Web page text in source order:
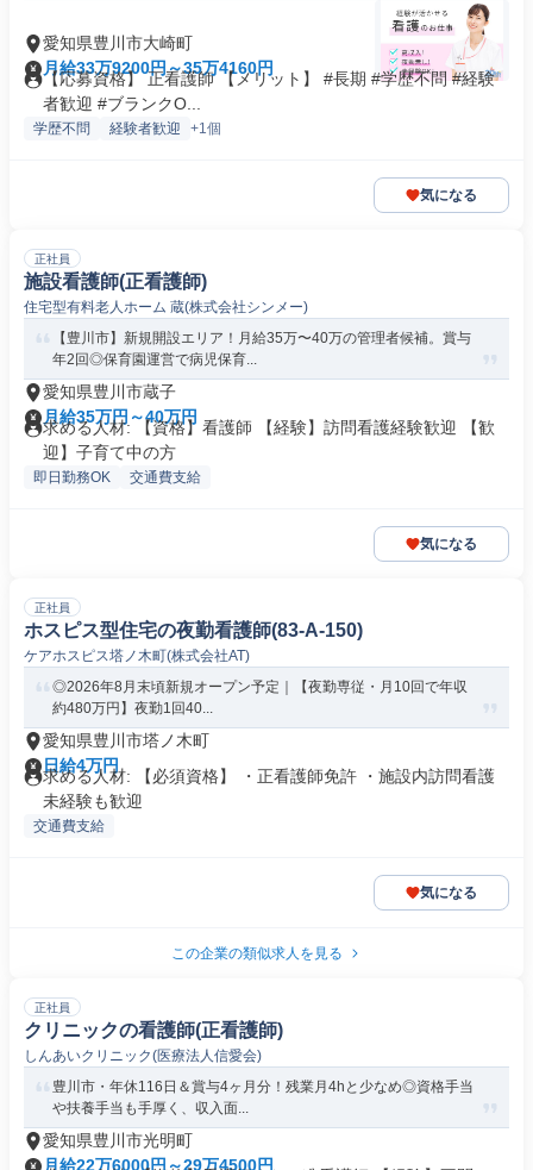
愛知県豊川市大崎町
月給33万9200円～35万4160円
【応募資格】 正看護師 【メリット】 #長期 #学歴不問 #経験
者歓迎 #ブランクO...
学歴不問 経験者歓迎 +1個
気になる
正社員
施設看護師(正看護師)
住宅型有料老人ホーム 蔵(株式会社シンメー)
【豊川市】新規開設エリア！月給35万〜40万の管理者候補。賞与
年2回◎保育園運営で病児保育...
愛知県豊川市蔵子
月給35万円～40万円
求める人材: 【資格】看護師 【経験】訪問看護経験歓迎 【歓
迎】子育て中の方
即日勤務OK 交通費支給
気になる
正社員
ホスピス型住宅の夜勤看護師(83-A-150)
ケアホスピス塔ノ木町(株式会社AT)
◎2026年8月末頃新規オープン予定｜【夜勤専従・月10回で年収
約480万円】夜勤1回40...
愛知県豊川市塔ノ木町
日給4万円
求める人材: 【必須資格】 ・正看護師免許 ・施設内訪問看護
未経験も歓迎
交通費支給
気になる
この企業の類似求人を見る
正社員
クリニックの看護師(正看護師)
しんあいクリニック(医療法人信愛会)
豊川市・年休116日＆賞与4ヶ月分！残業月4hと少なめ◎資格手当
や扶養手当も手厚く、収入面...
愛知県豊川市光明町
月給22万6000円～29万4500円